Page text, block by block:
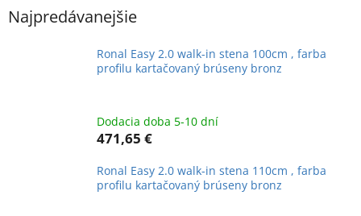
Najpredávanejšie
Ronal Easy 2.0 walk-in stena 100cm , farba
profilu kartačovaný brúseny bronz
Dodacia doba 5-10 dní
471,65 €
Ronal Easy 2.0 walk-in stena 110cm , farba
profilu kartačovaný brúseny bronz